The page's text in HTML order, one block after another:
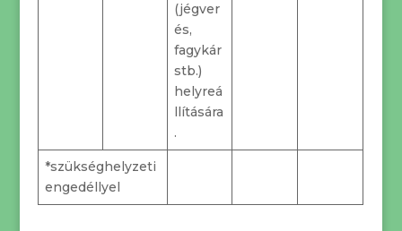
(jégver
és,
fagykár
stb.)
helyreá
llítására
.
*szükséghelyzeti
engedéllyel